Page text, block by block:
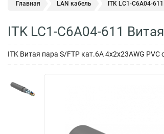
Главная LAN кабель ITK LC1-C6A04-
ITK LC1-C6A04-611
ITK Витая пара S/FTP кат.6A 4х2х23AWG